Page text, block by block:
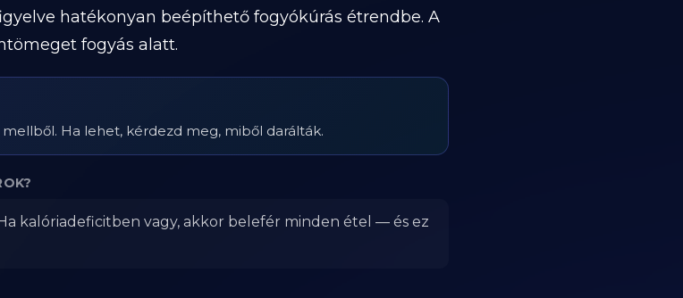
hatékonyan beépíthető fogyókúrás étrendbe. A
fogyás alatt.
Ha lehet, kérdezd meg, miből darálták.
kalóriadeficitben vagy, akkor belefér minden étel — és ez